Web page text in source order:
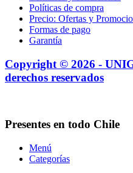
Políticas de compra
Precio: Ofertas y
Formas de pago
Garantía
Copyright © 2026 -
derechos reservados
Presentes en todo Chile
Menú
Categorías